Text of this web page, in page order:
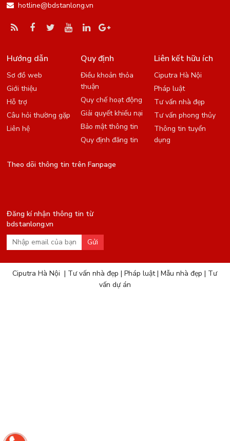
hotline@bdstanlong.vn
Hướng dẫn
Sơ đồ web
Giới thiệu
Hỗ trợ
Câu hỏi thường gặp
Liên hệ
Quy định
Điều khoản thỏa
thuận
Quy chế hoạt động
Giải quyết khiếu nại
Bảo mật thông tin
Quy định đăng tin
Liên kết hữu ích
Ciputra Hà Nội
Pháp luật
Tư vấn nhà đẹp
Tư vấn phong thủy
Thông tin tuyển
dụng
Theo dõi thông tin trên Fanpage
Đăng kí nhận thông tin từ
bdstanlong.vn
Gửi
Ciputra Hà Nội | Tư vấn nhà đẹp |Pháp luật|Mẫu nhà đẹp | Tư
vấn dự án